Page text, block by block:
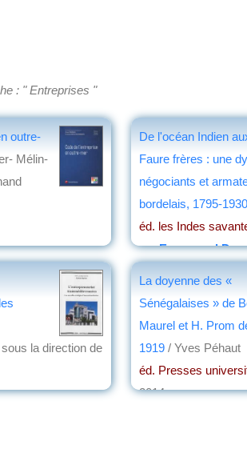
: " Entreprises "
outre-
Mélin-
De l'océan Indien
Faure frères : une
négociants et
bordelais, 1795-1930
éd. les Indes
parEmmanuel
la direction de
La doyenne des «
Sénégalaises » de
Maurel et H. Prom
1919 / Yves Péhaut
éd. Presses
2014